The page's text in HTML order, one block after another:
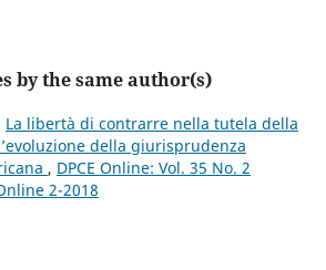
by the same author(s)
La libertà di contrarre nella tutela della
della giurisprudenza
, DPCE Online: Vol. 35 No. 2
2-2018